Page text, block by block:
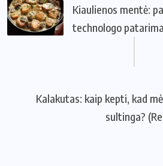
Kiaulienos mentė:
technologo
Kalakutas: kaip kepti, kad
sultinga?